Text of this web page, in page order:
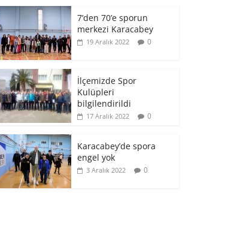
7’den 70’e sporun
merkezi Karacabey
19 Aralık 2022 0
İlçemizde Spor
Kulüpleri
bilgilendirildi
17 Aralık 2022 0
Karacabey’de spora
engel yok
3 Aralık 2022 0